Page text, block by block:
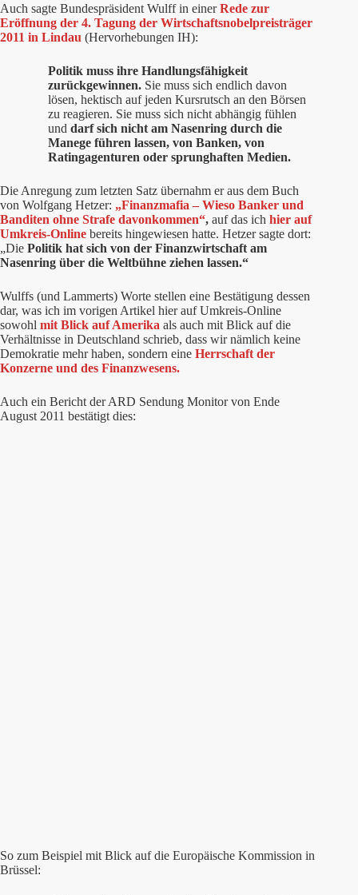
Auch sagte Bundespräsident Wulff in einerRede zur
Eröffnung der 4. Tagung der Wirtschaftsnobelpreisträger
2011 in Lindau (Hervorhebungen IH):
Politik muss ihre Handlungsfähigkeit
zurückgewinnen. Sie muss sich endlich davon
lösen, hektisch auf jeden Kursrutsch an den Börsen
zu reagieren. Sie muss sich nicht abhängig fühlen
und darf sich nicht am Nasenring durch die
Manege führen lassen, von Banken, von
Ratingagenturen oder sprunghaften Medien.
Die Anregung zum letzten Satz übernahm er aus dem Buch
von Wolfgang Hetzer: „Finanzmafia – Wieso Banker und
Banditen ohne Strafe davonkommen“, auf das ich hier auf
Umkreis-Online bereits hingewiesen hatte. Hetzer sagte dort:
„Die Politik hat sich von der Finanzwirtschaft am
Nasenring über die Weltbühne ziehen lassen.“
Wulffs (und Lammerts) Worte stellen eine Bestätigung dessen
dar, was ich im vorigen Artikel hier auf Umkreis-Online
sowohl mit Blick auf Amerika als auch mit Blick auf die
Verhältnisse in Deutschland schrieb, dass wir nämlich keine
Demokratie mehr haben, sondern eine Herrschaft der
Konzerne und des Finanzwesens.
Auch ein Bericht der ARD Sendung Monitor von Ende
August 2011 bestätigt dies:
So zum Beispiel mit Blick auf die Europäische Kommission in
Brüssel: